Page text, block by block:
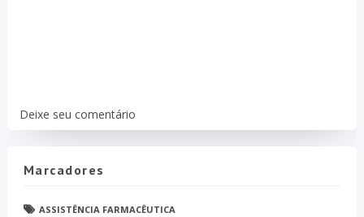
Deixe seu comentário
Marcadores
ASSISTÊNCIA FARMACÊUTICA